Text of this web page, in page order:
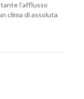
l’afflusso
clima di assoluta